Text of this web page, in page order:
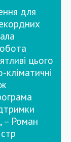
для
цього
кліматичні
– Роман